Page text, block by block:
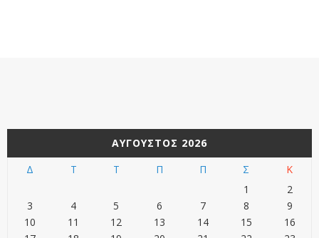
ΑΎΓΟΥΣΤΟΣ 2026
Δ
Τ Τ Π Π Σ
Κ
1
2
3
4 5 6 7 8
9
10
11 12 13 14 15
16